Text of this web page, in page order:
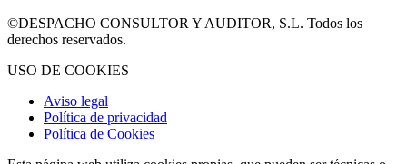
©DESPACHO CONSULTOR Y AUDITOR, S.L. Todos los
derechos reservados.
USO DE COOKIES
Aviso legal
Política de privacidad
Política de Cookies